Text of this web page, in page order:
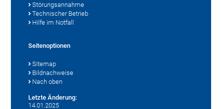
Störungsannahme
Technischer Betrieb
Hilfe im Notfall
Seitenoptionen
Sitemap
Bildnachweise
Nach oben
Letzte Änderung:
14.01.2025